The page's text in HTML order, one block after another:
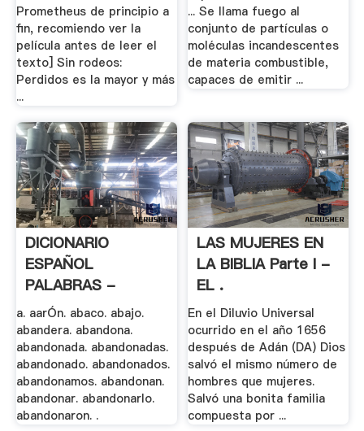
Prometheus de principio a
fin, recomiendo ver la
película antes de leer el
texto] Sin rodeos:
Perdidos es la mayor y más
...
... Se llama fuego al
conjunto de partículas o
moléculas incandescentes
de materia combustible,
capaces de emitir ...
DICIONARIO
ESPAÑOL
PALABRAS -
Actiweb.es
a. aarÓn. abaco. abajo.
abandera. abandona.
abandonada. abandonadas.
abandonado. abandonados.
abandonamos. abandonan.
abandonar. abandonarlo.
abandonaron. .
LAS MUJERES EN
LA BIBLIA Parte I -
EL .
En el Diluvio Universal
ocurrido en el año 1656
después de Adán (DA) Dios
salvó el mismo número de
hombres que mujeres.
Salvó una bonita familia
compuesta por ...